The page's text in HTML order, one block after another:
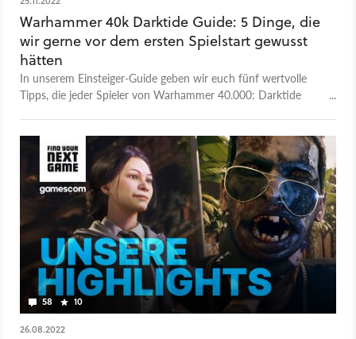
Warhammer 40k Darktide Guide: 5 Dinge, die
wir gerne vor dem ersten Spielstart gewusst
hätten
In unserem Einsteiger-Guide geben wir euch fünf wertvolle
Tipps, die jeder Spieler von Warhammer 40.000: Darktide
58 10
26.08.2022